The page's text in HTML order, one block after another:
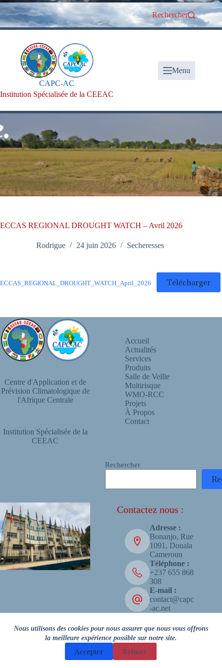
Passer
au
contenu
Nous utilisons des cookies pour nous assurer que nous vous offrons
la meilleure expérience possible sur notre site.
Accepter Refuser
Rechercher
CAPC-AC
Institution Spécialisée de la CEEAC
Menu
ECCAS REGIONAL DROUGHT WATCH – Avril 2026
Rodrigue 24 juin 2026 Secheresses
ECCAS_REGIONAL_DROUGHT_WATCH_April_2026 Télécharger
Centre d'Application et de
Prévision Climatologique de
l'Afrique Centrale
Institution Spécialisée de la
CEEAC
Accueil
Actualités
Services
Produits
Salle de Veille
Multirisque
WMO-RCC
Projets
À Propos
Contact
Rechercher
Contactez nous :
Adresse :
Bonanjo, Rue
1091, Douala
Cameroun
Téléphone :
+237 655 868
308
E-mail :
contact@capc
-ac.net
Facebook LinkedIn X (Twitter)